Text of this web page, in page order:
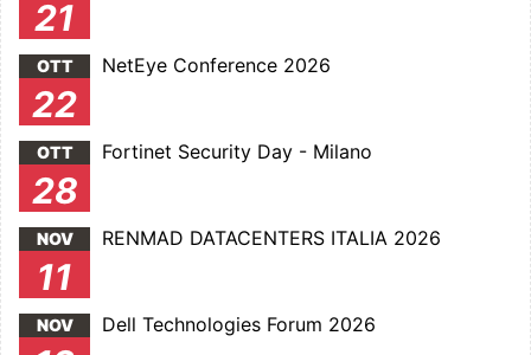
21
OTT
22
NetEye Conference 2026
OTT
28
Fortinet Security Day - Milano
NOV
11
RENMAD DATACENTERS ITALIA 2026
NOV Dell Technologies Forum 2026